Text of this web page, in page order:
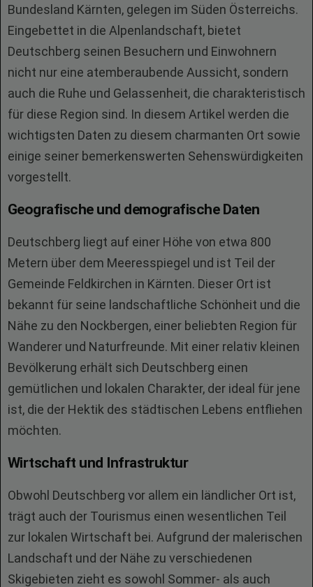
Bundesland Kärnten, gelegen im Süden Österreichs.
Eingebettet in die Alpenlandschaft, bietet
Deutschberg seinen Besuchern und Einwohnern
nicht nur eine atemberaubende Aussicht, sondern
auch die Ruhe und Gelassenheit, die charakteristisch
für diese Region sind. In diesem Artikel werden die
wichtigsten Daten zu diesem charmanten Ort sowie
einige seiner bemerkenswerten Sehenswürdigkeiten
vorgestellt.
Geografische und demografische Daten
Deutschberg liegt auf einer Höhe von etwa 800
Metern über dem Meeresspiegel und ist Teil der
Gemeinde Feldkirchen in Kärnten. Dieser Ort ist
bekannt für seine landschaftliche Schönheit und die
Nähe zu den Nockbergen, einer beliebten Region für
Wanderer und Naturfreunde. Mit einer relativ kleinen
Bevölkerung erhält sich Deutschberg einen
gemütlichen und lokalen Charakter, der ideal für jene
ist, die der Hektik des städtischen Lebens entfliehen
möchten.
Wirtschaft und Infrastruktur
Obwohl Deutschberg vor allem ein ländlicher Ort ist,
trägt auch der Tourismus einen wesentlichen Teil
zur lokalen Wirtschaft bei. Aufgrund der malerischen
Landschaft und der Nähe zu verschiedenen
Skigebieten zieht es sowohl Sommer- als auch